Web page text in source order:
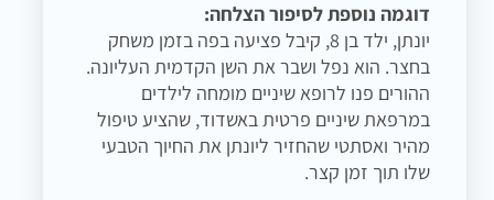
דוגמה נוספת לסיפור הצלחה:
יונתן, ילד בן 8, קיבל פציעה בפה בזמן משחק
בחצר. הוא נפל ושבר את השן הקדמית העליונה.
ההורים פנו לרופא שיניים מומחה לילדים
במרפאת שיניים פרטית באשדוד, שהציע טיפול
מהיר ואסתטי שהחזיר ליונתן את החיוך הטבעי
שלו תוך זמן קצר.